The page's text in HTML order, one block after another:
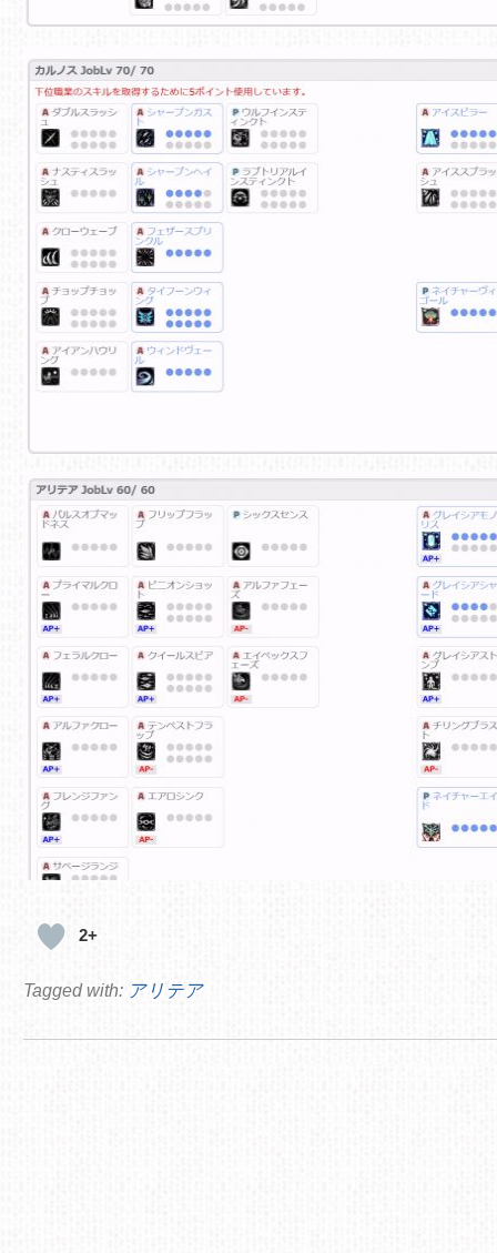
2+
Tagged with: アリテア